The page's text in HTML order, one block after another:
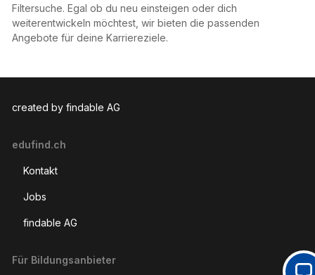
Filtersuche. Egal ob du neu einsteigen oder dich
weiterentwickeln möchtest, wir bieten die passenden
Angebote für deine Karriereziele.
created by findable AG
edufind.ch
Kontakt
Jobs
findable AG
Für Bildungsanbieter